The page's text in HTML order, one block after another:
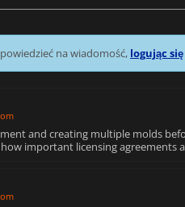
na wiadomość, logując się
and creating multiple molds
important licensing agreements